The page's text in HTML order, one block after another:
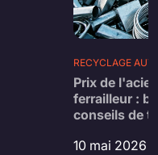
RECYCLAGE
Prix de
ferrailleur :
conseils de
10 mai 2026